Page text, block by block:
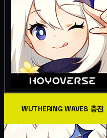
WUTHERING WAVES 충전